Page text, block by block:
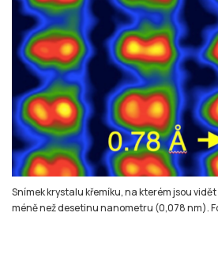
Snímek krystalu křemíku, na kterém jsou
méně než desetinu nanometru (0,078 nm).